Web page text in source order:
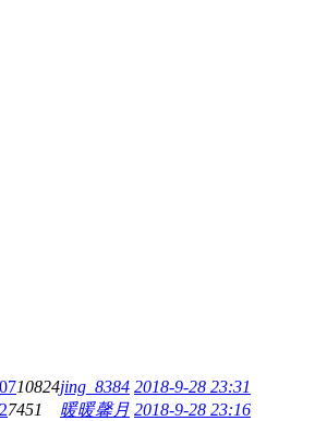
10824jing_8384 2018-9-28 23:31
7451 暖暖馨月 2018-9-28 23:16